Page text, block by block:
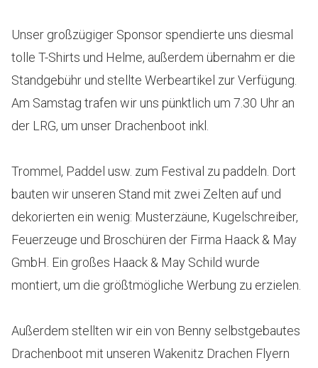
Unser großzügiger Sponsor spendierte uns diesmal
tolle T-Shirts und Helme, außerdem übernahm er die
Standgebühr und stellte Werbeartikel zur Verfügung.
Am Samstag trafen wir uns pünktlich um 7.30 Uhr an
der LRG, um unser Drachenboot inkl.
Trommel, Paddel usw. zum Festival zu paddeln. Dort
bauten wir unseren Stand mit zwei Zelten auf und
dekorierten ein wenig: Musterzäune, Kugelschreiber,
Feuerzeuge und Broschüren der Firma Haack & May
GmbH. Ein großes Haack & May Schild wurde
montiert, um die größtmögliche Werbung zu erzielen.
Außerdem stellten wir ein von Benny selbstgebautes
Drachenboot mit unseren Wakenitz Drachen Flyern